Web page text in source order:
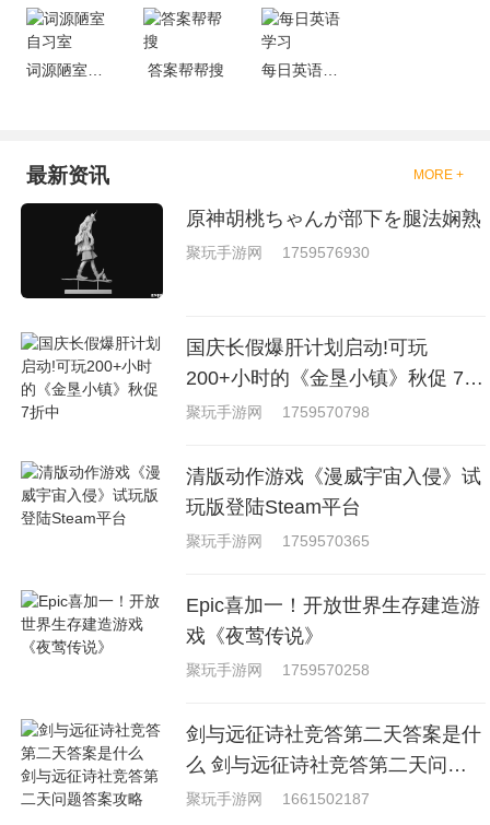
答案帮帮搜 每日英语学习
最新资讯 MORE +
原神胡桃ちゃんが部下を腿法娴熟
聚玩手游网 1759576930
国庆长假爆肝计划启动!可玩
200+小时的《金垦小镇》秋促 7折
中
聚玩手游网 1759570798
清版动作游戏《漫威宇宙入侵》试
玩版登陆Steam平台
聚玩手游网 1759570365
Epic喜加一！开放世界生存建造游
戏《夜莺传说》
聚玩手游网 1759570258
剑与远征诗社竞答第二天答案是什
么 剑与远征诗社竞答第二天问题
答案攻略
聚玩手游网 1661502187